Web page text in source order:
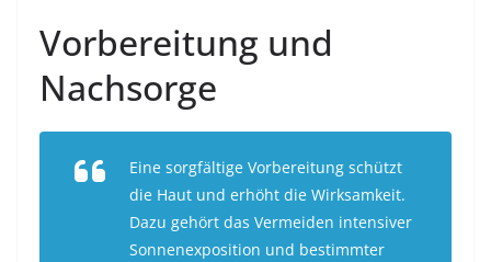
Vorbereitung und
Nachsorge
Eine sorgfältige Vorbereitung schützt
die Haut und erhöht die Wirksamkeit.
Dazu gehört das Vermeiden intensiver
Sonnenexposition und bestimmter